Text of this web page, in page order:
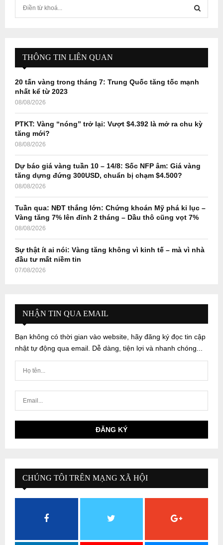
f
r
E
A
H
THÔNG TIN LIÊN QUAN
20 tấn vàng trong tháng 7: Trung Quốc tăng tốc mạnh
nhất kể từ 2023
08/08/2026
PTKT: Vàng “nóng” trở lại: Vượt $4.392 là mở ra chu kỳ
tăng mới?
08/08/2026
Dự báo giá vàng tuần 10 – 14/8: Sốc NFP âm: Giá vàng
tăng dựng đứng 300USD, chuẩn bị chạm $4.500?
08/08/2026
Tuần qua: NĐT thắng lớn: Chứng khoán Mỹ phá kỉ lục –
Vàng tăng 7% lên đỉnh 2 tháng – Dầu thô cũng vọt 7%
08/08/2026
Sự thật ít ai nói: Vàng tăng không vì kinh tế – mà vì nhà
đầu tư mất niềm tin
07/08/2026
NHẬN TIN QUA EMAIL
Bạn không có thời gian vào website, hãy đăng ký đọc tin cập
nhật tự động qua email. Dễ dàng, tiện lợi và nhanh chóng...
CHÚNG TÔI TRÊN MẠNG XÃ HỘI